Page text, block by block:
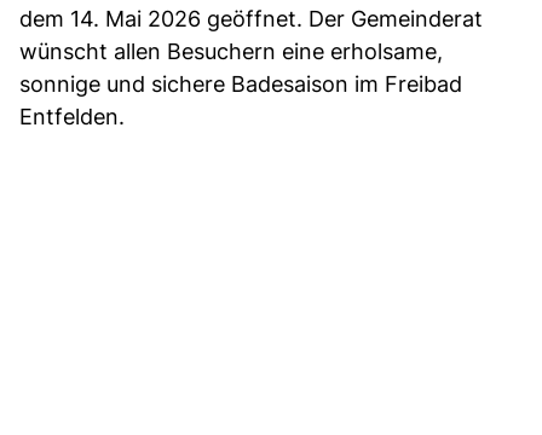
dem 14. Mai 2026 geöffnet. Der Gemeinderat
wünscht allen Besuchern eine erholsame,
sonnige und sichere Badesaison im Freibad
Entfelden.